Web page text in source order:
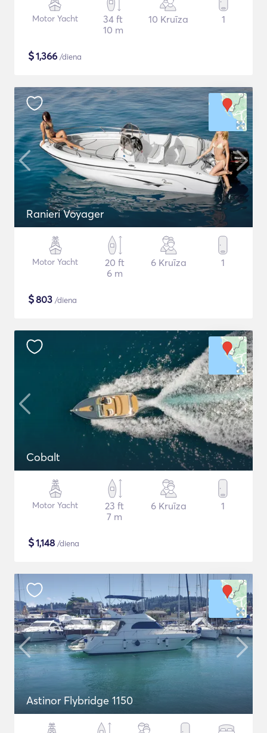
Motor Yacht
34 ft
10 m
10 Kruīza 1
$1,366 /diena
Ranieri Voyager
Motor Yacht
20 ft
6 m
6 Kruīza 1
$803 /diena
Cobalt
Motor Yacht
23 ft
7 m
6 Kruīza 1
$1,148 /diena
Astinor Flybridge 1150